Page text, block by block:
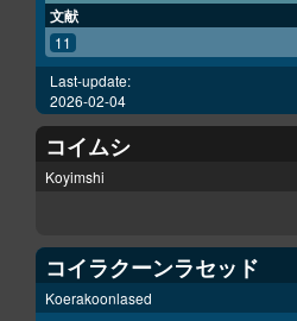
文献
11
Last-update:
2026-02-04
コイムシ
Koyimshi
コイラクーンラセッド
Koerakoonlased